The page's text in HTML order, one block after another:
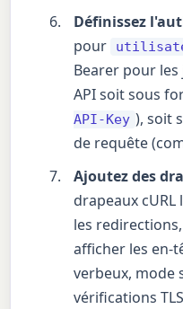
Définissez
pour
Bearer pour les
API soit sous
API-Key ), soit
de requête
Ajoutez des
drapeaux
les
afficher les en-
verbeux, mode
vérifications